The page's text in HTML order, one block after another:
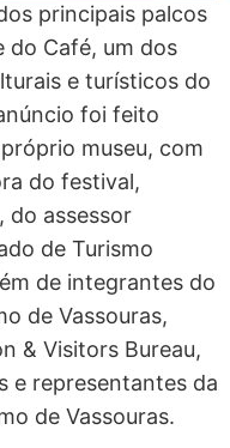
principais palcos
do Café, um dos
e turísticos do
foi feito
museu, com
do festival,
do assessor
de Turismo
de integrantes do
de Vassouras,
& Visitors Bureau,
e representantes da
de Vassouras.